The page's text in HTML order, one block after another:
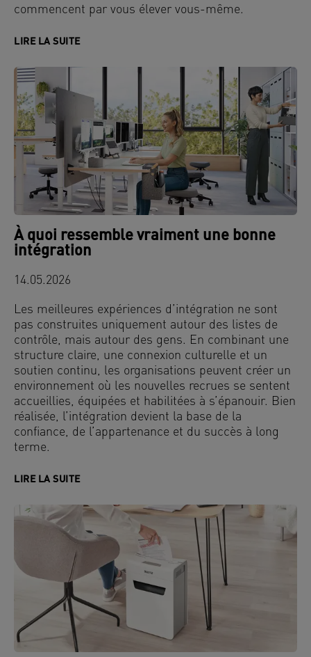
commencent par vous élever vous-même.
LIRE LA SUITE
À quoi ressemble vraiment une bonne
intégration
14.05.2026
Les meilleures expériences d’intégration ne sont
pas construites uniquement autour des listes de
contrôle, mais autour des gens. En combinant une
structure claire, une connexion culturelle et un
soutien continu, les organisations peuvent créer un
environnement où les nouvelles recrues se sentent
accueillies, équipées et habilitées à s’épanouir. Bien
réalisée, l’intégration devient la base de la
confiance, de l’appartenance et du succès à long
terme.
LIRE LA SUITE